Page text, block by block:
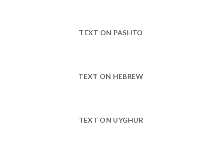
TEXT ON PASHTO
TEXT ON HEBREW
TEXT ON UYGHUR